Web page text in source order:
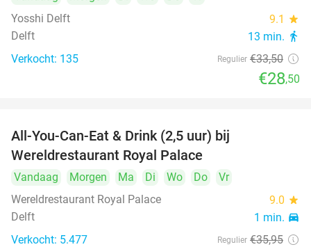
Yosshi Delft
9.1 star
Delft 13 min. directions_walk
Verkocht: 135 Regulier €33,50
€28,50
All-You-Can-Eat & Drink (2,5 uur) bij
Wereldrestaurant Royal Palace
Vandaag Morgen Ma Di Wo Do
Vr
Wereldrestaurant Royal Palace
9.0 star
Delft 1 min. directions_car
Verkocht: 5.477 Regulier €35,95